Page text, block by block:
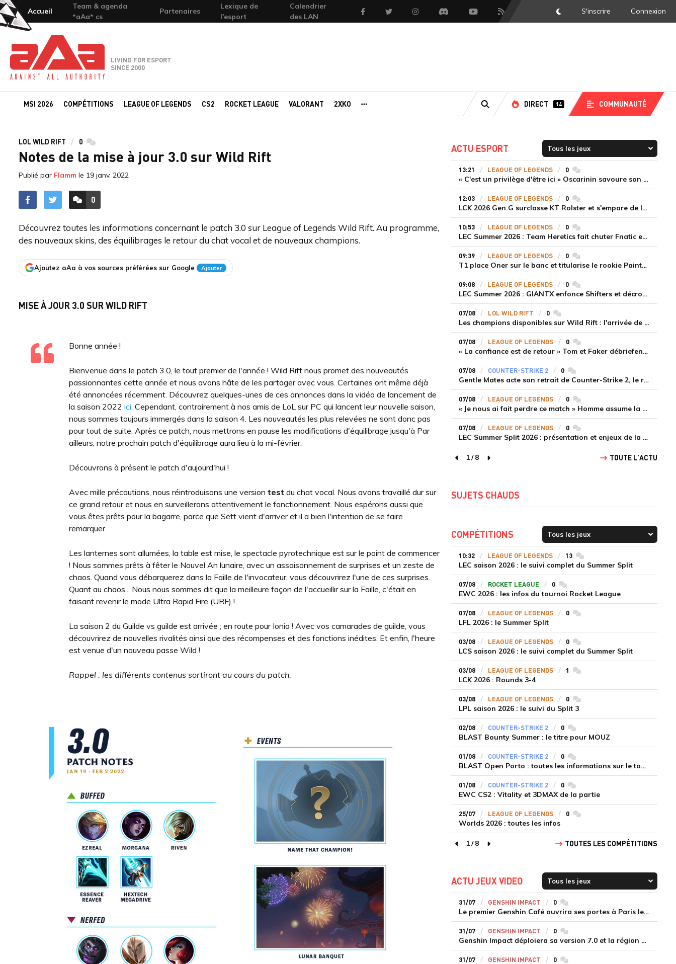
Accueil
Team & agenda
*aAa* cs
Partenaires
Lexique de
l'esport
Calendrier
des LAN
FacebookTwitter InstagramDiscord YoutubeFlux RSS DarkMode
S'inscrire Connexion
Team-aAa - against All authority
LIVING FOR ESPORT
SINCE 2000
MSI 2026 COMPÉTITIONS LEAGUE OF LEGENDS CS2 ROCKET LEAGUE VALORANT 2XKO
RECHERCHE
DIRECT 14 COMMUNAUTÉ
LOL WILD RIFT 0 commentaires
Notes de la mise à jour 3.0 sur Wild Rift
Publié par Flamm le 19 janv. 2022
ACCÉDER AUX
0
COMMENTAIRES
Découvrez toutes les informations concernant le patch 3.0 sur League of Legends Wild Rift. Au programme,
des nouveaux skins, des équilibrages le retour du chat vocal et de nouveaux champions.
Ajoutez aAa à vos sources préférées sur Google Ajouter
MISE À JOUR 3.0 SUR WILD RIFT
Bonne année !
Bienvenue dans le patch 3.0, le tout premier de l'année ! Wild Rift nous promet des nouveautés
passionnantes cette année et nous avons hâte de les partager avec vous. Certaines ont même déjà
été annoncées récemment. Découvrez quelques-unes de ces annonces dans la vidéo de lancement de
la saison 2022 ici. Cependant, contrairement à nos amis de LoL sur PC qui lancent leur nouvelle saison,
nous sommes toujours immergés dans la saison 4. Les nouveautés les plus relevées ne sont donc pas
pour tout de suite. Après ce patch, nous mettrons en pause les modifications d'équilibrage jusqu'à Par
ailleurs, notre prochain patch d'équilibrage aura lieu à la mi-février.
Découvrons à présent le patch d'aujourd'hui !
Avec mille précautions, nous réintroduisons une version test du chat vocal. Nous avons travaillé dur sur
ce grand retour et nous en surveillerons attentivement le fonctionnement. Nous espérons aussi que
vous êtes prêts pour la bagarre, parce que Sett vient d'arriver et il a bien l'intention de se faire
remarquer.
Les lanternes sont allumées, la table est mise, le spectacle pyrotechnique est sur le point de commencer
! Nous sommes prêts à fêter le Nouvel An lunaire, avec un assaisonnement de surprises et un zeste de
chaos. Quand vous débarquerez dans la Faille de l'invocateur, vous découvrirez l'une de ces surprises.
Quant au chaos... Nous nous sommes dit que la meilleure façon de l'accueillir sur la Faille, c'était en
faisant revenir le mode Ultra Rapid Fire (URF) !
La saison 2 du Guilde vs guilde est arrivée ; en route pour Ionia ! Avec vos camarades de guilde, vous
découvrirez de nouvelles rivalités ainsi que des récompenses et des fonctions inédites. Et enfin, l'heure
est venue d'un nouveau passe Wild !
Rappel : les différents contenus sortiront au cours du patch.
ACTU ESPORT
13:21 LEAGUE OF LEGENDS 0commentaires
« C'est un privilège d'être ici » Oscarinin savoure son retour en LEC et prépare sa revanche
12:03 LEAGUE OF LEGENDS 0commentaires
LCK 2026 Gen.G surclasse KT Rolster et s'empare de la deuxième place du Legend Group
10:53 LEAGUE OF LEGENDS 0commentaires
LEC Summer 2026 : Team Heretics fait chuter Fnatic et lance enfin sa saison estivale
09:39 LEAGUE OF LEGENDS 0commentaires
T1 place Oner sur le banc et titularise le rookie Painter face à Hanwha Life Esports
09:08 LEAGUE OF LEGENDS 0commentaires
LEC Summer 2026 : GIANTX enfonce Shifters et décroche sa première victoire
07/08 LOL WILD RIFT 0commentaires
Les champions disponibles sur Wild Rift : l'arrivée de Cho'Gath
07/08 LEAGUE OF LEGENDS 0commentaires
« La confiance est de retour » Tom et Faker débriefent la victoire convaincante de T1 face à Dplus KIA
07/08 COUNTER-STRIKE 2 0commentaires
Gentle Mates acte son retrait de Counter-Strike 2, le roster ibérique libéré
07/08 LEAGUE OF LEGENDS 0commentaires
« Je nous ai fait perdre ce match » Homme assume la responsabilité de la défaite de HLE face à Gen.G
07/08 LEAGUE OF LEGENDS 0commentaires
LEC Summer Split 2026 : présentation et enjeux de la troisième semaine de compétition
page précédente
1/8
page suivante
TOUTE L'ACTU
SUJETS CHAUDS
COMPÉTITIONS
10:32 LEAGUE OF LEGENDS 13commentaires
LEC saison 2026 : le suivi complet du Summer Split
07/08 ROCKET LEAGUE 0commentaires
EWC 2026 : les infos du tournoi Rocket League
07/08 LEAGUE OF LEGENDS 0commentaires
LFL 2026 : le Summer Split
03/08 LEAGUE OF LEGENDS 0commentaires
LCS saison 2026 : le suivi complet du Summer Split
03/08 LEAGUE OF LEGENDS 1 commentaires
LCK 2026 : Rounds 3-4
03/08 LEAGUE OF LEGENDS 0commentaires
LPL saison 2026 : le suivi du Split 3
02/08 COUNTER-STRIKE 2 0commentaires
BLAST Bounty Summer : le titre pour MOUZ
01/08 COUNTER-STRIKE 2 0commentaires
BLAST Open Porto : toutes les informations sur le tournoi
01/08 COUNTER-STRIKE 2 0commentaires
EWC CS2 : Vitality et 3DMAX de la partie
25/07 LEAGUE OF LEGENDS 0commentaires
Worlds 2026 : toutes les infos
page précédente
1/8
page suivante
TOUTES LES COMPÉTITIONS
ACTU JEUX VIDEO
31/07 GENSHIN IMPACT 0commentaires
Le premier Genshin Café ouvrira ses portes à Paris le 14 août
31/07 GENSHIN IMPACT 0commentaires
Genshin Impact déploiera sa version 7.0 et la région de Snezhnaya le 12 août
31/07 GENSHIN IMPACT 0commentaires